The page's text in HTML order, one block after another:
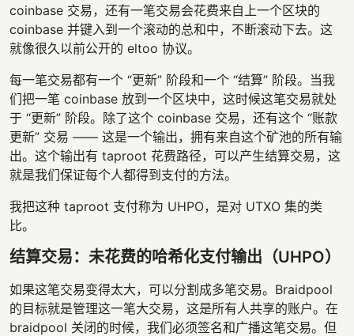
coinbase 交易，还有一笔交易会花费来自上一个区块的
coinbase 并键入到一个滚动的总和中，不断滚动下去。这
就像很久以前公开的 eltoo 协议。
每一笔交易都有一个 “更新” 阶段和一个 “结算” 阶段。当我
们把一笔 coinbase 放到一个区块中，这时候这笔交易就处
于 “更新” 阶段。除了这个 coinbase 交易，还有这个 “账款
更新” 交易 —— 这是一个输出，拥有来自这个矿池的所有输
出。这个输出有 taproot 花费路径，可以产生结算交易，这
就是我们保证每个人都得到支付的方法。
我把这种 taproot 支付称为 UHPO，是对 UTXO 集的类
比。
结算交易：未花费的哈希化支付输出（UHPO）
如果这笔交易变得太大，可以分割成多笔交易。Braidpool
的目标就是管理这一笔大交易，这是所有人共享的账户。在
braidpool 关闭的时候，我们必须签名和广播这笔交易。但